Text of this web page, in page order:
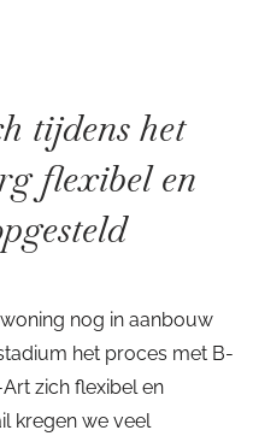
tijdens het
flexibel en
nog in aanbouw
het proces met B-
zich flexibel en
kregen we veel